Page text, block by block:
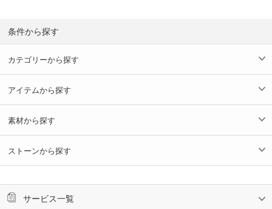
条件から探す
カテゴリーから探す
アイテムから探す
素材から探す
ストーンから探す
サービス一覧